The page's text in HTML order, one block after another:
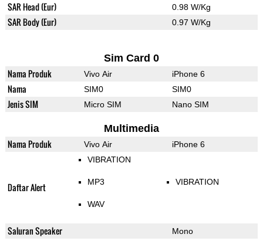
SAR Head (Eur) 0.98 W/Kg
SAR Body (Eur) 0.97 W/Kg
Sim Card 0
Nama Produk Vivo Air iPhone 6
Nama SIM0 SIM0
Jenis SIM Micro SIM Nano SIM
Multimedia
Nama Produk Vivo Air iPhone 6
Daftar Alert
VIBRATION
MP3
WAV
VIBRATION
Saluran Speaker Mono